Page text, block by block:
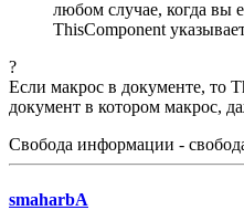
любом случае, когда вы
ThisComponent
?
Если макрос в документе, то
документ в котором макрос,
Свобода информации -
smaharbA